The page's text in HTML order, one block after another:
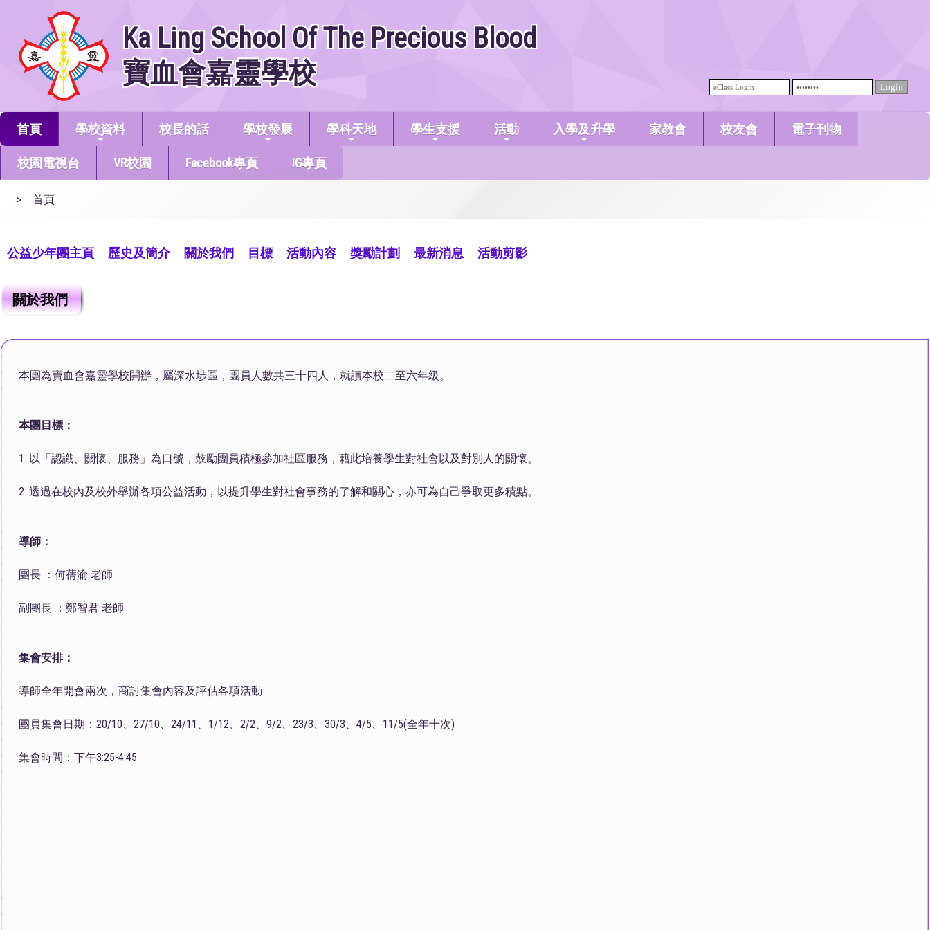
Ka Ling School Of The Precious Blood
寶血會嘉靈學校
首頁 學校資料 校長的話 學校發展 學科天地 學生支援 活動 入學及升學 家教會 校友會 電子刊物
校園電視台 VR校園 Facebook專頁 IG專頁
> 首頁
公益少年團主頁 歷史及簡介 關於我們 目標 活動內容 獎勵計劃 最新消息 活動剪影
關於我們
本團為寶血會嘉靈學校開辦，屬深水埗區，團員人數共三十四人，就讀本校二至六年級。
本團目標：
1. 以「認識、關懷、服務」為口號，鼓勵團員積極參加社區服務，藉此培養學生對社會以及對別人的關懷。
2. 透過在校內及校外舉辦各項公益活動，以提升學生對社會事務的了解和關心，亦可為自己爭取更多積點。
導師：
團長 ： 何蒨渝 老師
副團長 ： 鄭智君 老師
集會安排：
導師全年開會兩次，商討集會內容及評估各項活動
團員集會日期：20/10、27/10、24/11、1/12、2/2、9/2、23/3、30/3、4/5、11/5(全年十次)
集會時間：下午3:25-4:45